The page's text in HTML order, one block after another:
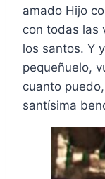
amado Hijo
con todas las
los santos. Y
pequeñuelo,
cuanto
santísima